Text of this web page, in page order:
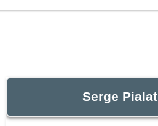
Serge Pialat